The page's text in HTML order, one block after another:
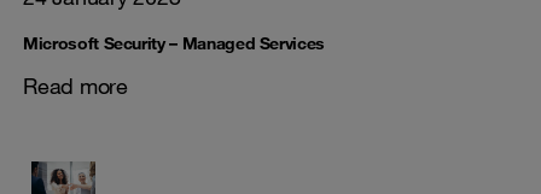
Microsoft Security – Managed Services
Read more